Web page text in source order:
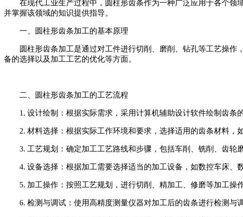
在现代工业生产过程中，圆柱形齿条作为一种广泛应用于各个
并掌握该领域的知识提供指导。
一、圆柱形齿条加工的基本原理
圆柱形齿条加工是通过对工件进行切削、磨削、钻孔等工艺操
备的选择以及加工工艺的优化等方面。
二、圆柱形齿条加工的工艺流程
1. 设计绘制：根据实际需求，采用计算机辅助设计软件绘制齿条
2. 材料选择：根据实际工作环境和要求，选择适用的齿条材料，
3. 工艺规划：确定加工工艺路线和步骤，包括车削、铣削、齿轮
4. 设备选择：根据加工需要选择适当的加工设备，如数控车床、
5. 加工操作：按照工艺规划，进行切削、精加工、修磨等加工操
6. 检测与调试：使用高精度测量仪器对加工后的齿条进行检测与